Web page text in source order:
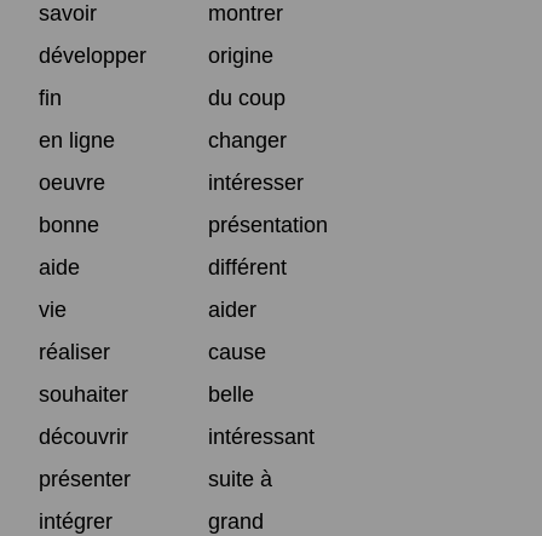
savoir
montrer
développer
origine
fin
du coup
en ligne
changer
oeuvre
intéresser
bonne
présentation
aide
différent
vie
aider
réaliser
cause
souhaiter
belle
découvrir
intéressant
présenter
suite à
intégrer
grand